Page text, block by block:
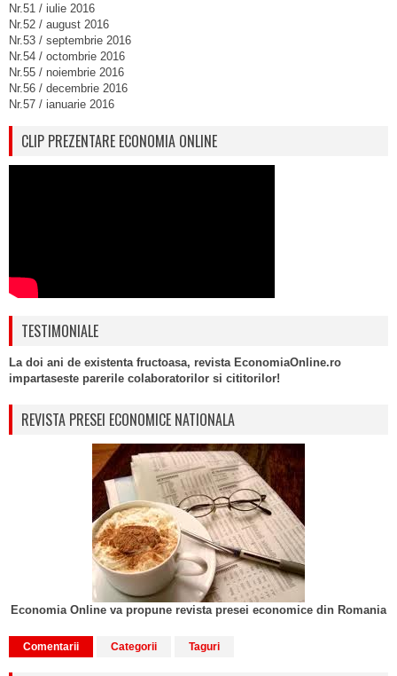
Nr.51 / iulie 2016
Nr.52 / august 2016
Nr.53 / septembrie 2016
Nr.54 / octombrie 2016
Nr.55 / noiembrie 2016
Nr.56 / decembrie 2016
Nr.57 / ianuarie 2016
CLIP PREZENTARE ECONOMIA ONLINE
TESTIMONIALE
La doi ani de existenta fructoasa, revista EconomiaOnline.ro
impartaseste parerile colaboratorilor si cititorilor!
REVISTA PRESEI ECONOMICE NATIONALA
Economia Online va propune revista presei economice din Romania
Comentarii Categorii Taguri